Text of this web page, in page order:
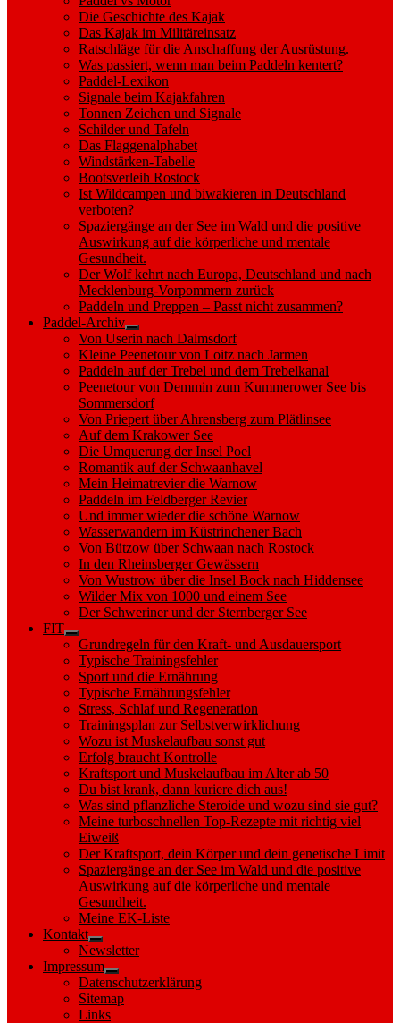
Die Geschichte des Kajak
Das Kajak im Militäreinsatz
Ratschläge für die Anschaffung der Ausrüstung.
Was passiert, wenn man beim Paddeln kentert?
Paddel-Lexikon
Signale beim Kajakfahren
Tonnen Zeichen und Signale
Schilder und Tafeln
Das Flaggenalphabet
Windstärken-Tabelle
Bootsverleih Rostock
Ist Wildcampen und biwakieren in Deutschland
verboten?
Spaziergänge an der See im Wald und die positive
Auswirkung auf die körperliche und mentale
Gesundheit.
Der Wolf kehrt nach Europa, Deutschland und nach
Mecklenburg-Vorpommern zurück
Paddeln und Preppen – Passt nicht zusammen?
Paddel-Archiv
Show
sub
menu
Von Userin nach Dalmsdorf
Kleine Peenetour von Loitz nach Jarmen
Paddeln auf der Trebel und dem Trebelkanal
Peenetour von Demmin zum Kummerower See bis
Sommersdorf
Von Priepert über Ahrensberg zum Plätlinsee
Auf dem Krakower See
Die Umquerung der Insel Poel
Romantik auf der Schwaanhavel
Mein Heimatrevier die Warnow
Paddeln im Feldberger Revier
Und immer wieder die schöne Warnow
Wasserwandern im Küstrinchener Bach
Von Bützow über Schwaan nach Rostock
In den Rheinsberger Gewässern
Von Wustrow über die Insel Bock nach Hiddensee
Wilder Mix von 1000 und einem See
Der Schweriner und der Sternberger See
FIT
Show
sub
menu
Grundregeln für den Kraft- und Ausdauersport
Typische Trainingsfehler
Sport und die Ernährung
Typische Ernährungsfehler
Stress, Schlaf und Regeneration
Trainingsplan zur Selbstverwirklichung
Wozu ist Muskelaufbau sonst gut
Erfolg braucht Kontrolle
Kraftsport und Muskelaufbau im Alter ab 50
Du bist krank, dann kuriere dich aus!
Was sind pflanzliche Steroide und wozu sind sie gut?
Meine turboschnellen Top-Rezepte mit richtig viel
Eiweiß
Der Kraftsport, dein Körper und dein genetische Limit
Spaziergänge an der See im Wald und die positive
Auswirkung auf die körperliche und mentale
Gesundheit.
Meine EK-Liste
Kontakt
Show
sub
menu
Newsletter
Impressum
Show
sub
menu
Datenschutzerklärung
Sitemap
Links